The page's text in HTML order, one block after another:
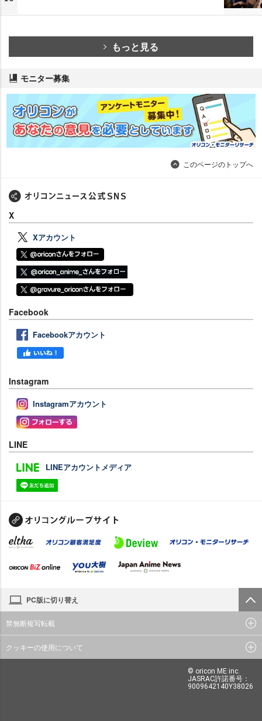
もっと見る
モニター募集
このページのトップへ
X
Xアカウント
Facebook
Facebookアカウント
Instagram
Instagramアカウント
LINE
LINEアカウントメディア
PC版に切り替え
禁無断複写転載
クッキーの使用について
© oricon ME inc.
JASRAC許諾番号：
9009642140Y38026